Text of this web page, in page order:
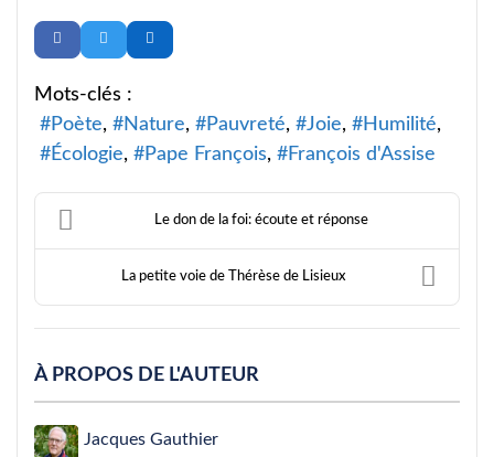
Mots-clés :
Poète
Nature Pauvreté Joie
Humilité
Écologie
Pape François François d'Assise
Le don de la foi: écoute et réponse
La petite voie de Thérèse de Lisieux
À PROPOS DE L'AUTEUR
Jacques Gauthier